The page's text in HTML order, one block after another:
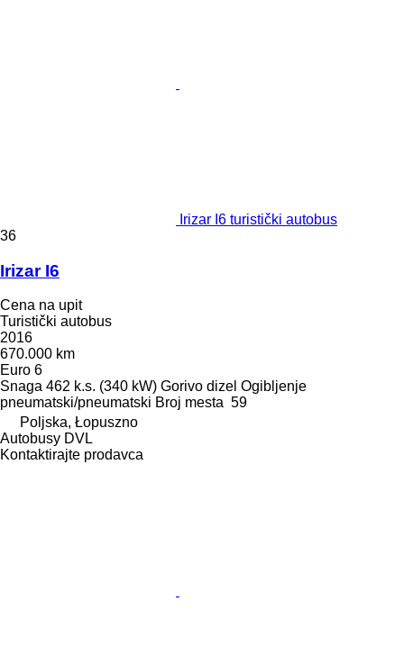
Irizar I6 turistički autobus
36
Irizar I6
Cena na upit
Turistički autobus
2016
670.000 km
Euro 6
Snaga 462 k.s. (340 kW) Gorivo dizel Ogibljenje
pneumatski/pneumatski Broj mesta 59
Poljska, Łopuszno
Autobusy DVL
Kontaktirajte prodavca